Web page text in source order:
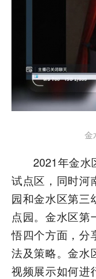
金
2021年金水
试点区，同时河
园和金水区第三
点园。金水区第
悟四个方面，分
法及策略。金水
视频展示如何进